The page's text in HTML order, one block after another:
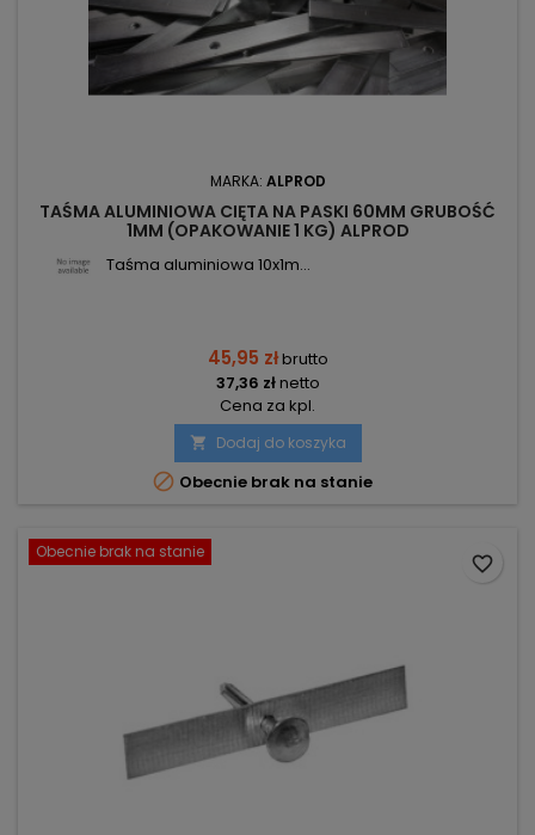
MARKA: ALPROD
TAŚMA ALUMINIOWA CIĘTA NA PASKI 60MM GRUBOŚĆ
1MM (OPAKOWANIE 1 KG) ALPROD
Taśma aluminiowa 10x1m...
45,95 złbrutto
37,36 złnetto
Cena za kpl.
 Dodaj do koszyka
 Obecnie brak na stanie
Obecnie brak na stanie
favorite_border